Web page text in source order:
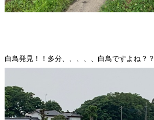
白鳥発見！！多分、、、、、白鳥ですよね？？